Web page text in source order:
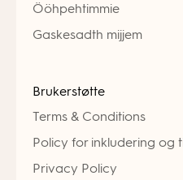
Ööhpehtimmie
Gaskesadth mijjem
Brukerstøtte
Terms & Conditions
Policy for inkludering og
Privacy Policy